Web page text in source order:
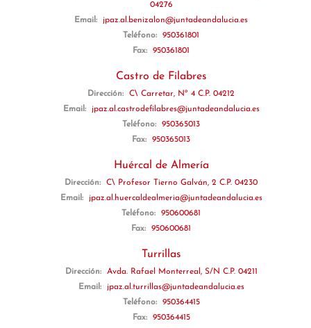
04276
Email:
jpaz.al.benizalon@juntadeandalucia.es
Teléfono:
950361801
Fax:
950361801
Castro de Filabres
Dirección:
C\ Carretar, Nº 4 C.P. 04212
Email:
jpaz.al.castrodefilabres@juntadeandalucia.es
Teléfono:
950365013
Fax:
950365013
Huércal de Almería
Dirección:
C\ Profesor Tierno Galván, 2 C.P. 04230
Email:
jpaz.al.huercaldealmeria@juntadeandalucia.es
Teléfono:
950600681
Fax:
950600681
Turrillas
Dirección:
Avda. Rafael Monterreal, S/N C.P. 04211
Email:
jpaz.al.turrillas@juntadeandalucia.es
Teléfono:
950364415
Fax:
950364415